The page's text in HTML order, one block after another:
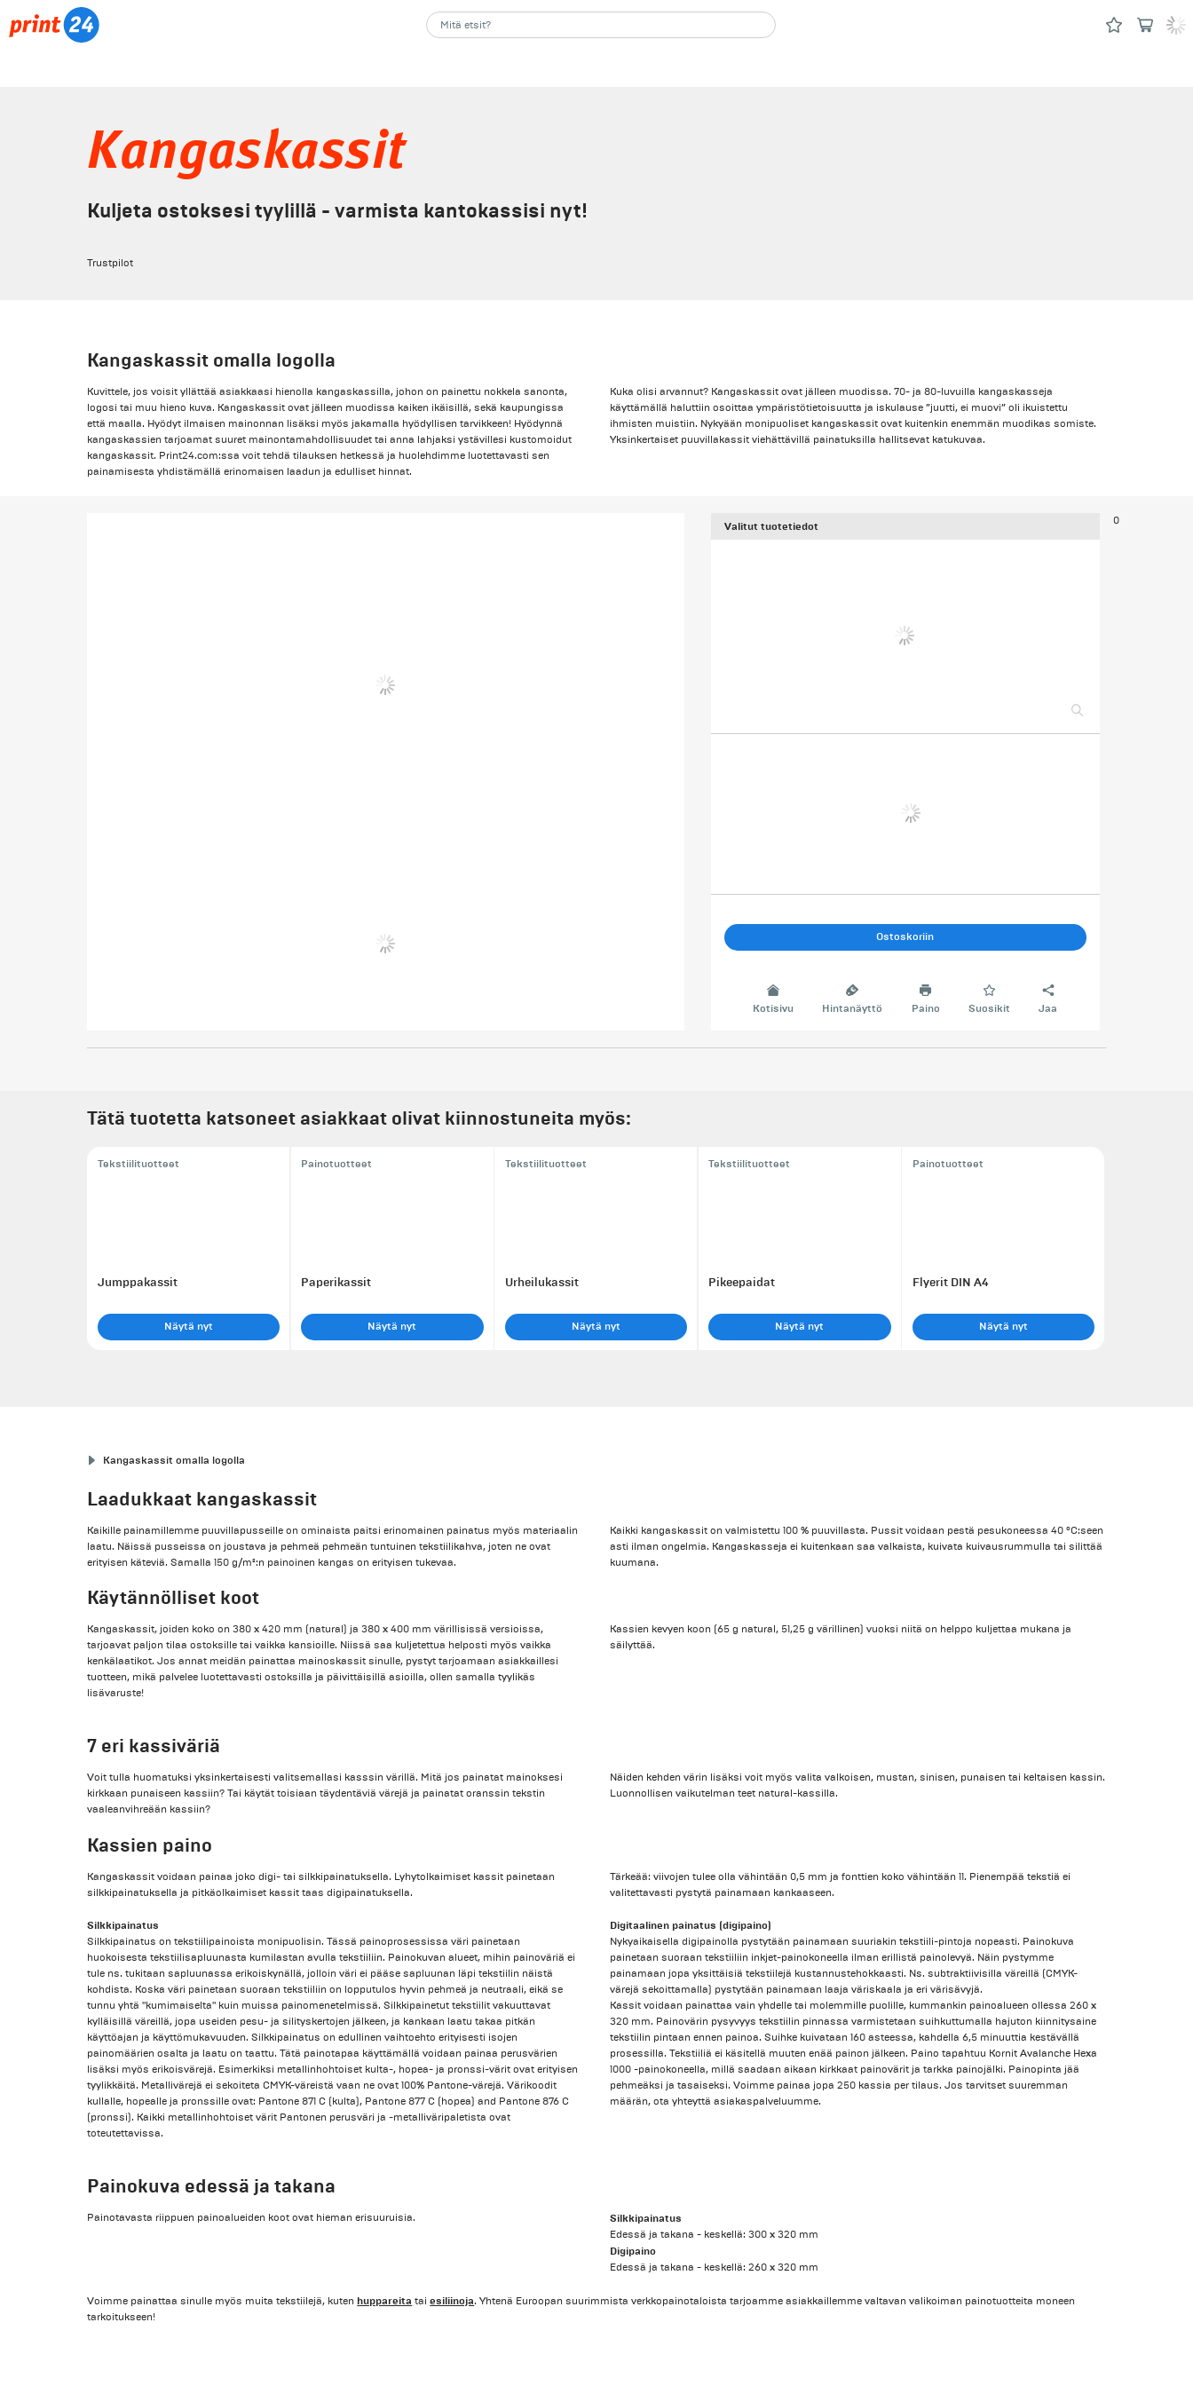
Kangaskassit
Kuljeta ostoksesi tyylillä - varmista kantokassisi nyt!
Trustpilot
Kangaskassit omalla logolla
Kuvittele, jos voisit yllättää asiakkaasi hienolla kangaskassilla, johon on painettu nokkela sanonta,
logosi tai muu hieno kuva. Kangaskassit ovat jälleen muodissa kaiken ikäisillä, sekä kaupungissa
että maalla. Hyödyt ilmaisen mainonnan lisäksi myös jakamalla hyödyllisen tarvikkeen! Hyödynnä
kangaskassien tarjoamat suuret mainontamahdollisuudet tai anna lahjaksi ystävillesi kustomoidut
kangaskassit. Print24.com:ssa voit tehdä tilauksen hetkessä ja huolehdimme luotettavasti sen
painamisesta yhdistämällä erinomaisen laadun ja edulliset hinnat.
Kuka olisi arvannut? Kangaskassit ovat jälleen muodissa. 70- ja 80-luvuilla kangaskasseja
käyttämällä haluttiin osoittaa ympäristötietoisuutta ja iskulause ”juutti, ei muovi” oli ikuistettu
ihmisten muistiin. Nykyään monipuoliset kangaskassit ovat kuitenkin enemmän muodikas somiste.
Yksinkertaiset puuvillakassit viehättävillä painatuksilla hallitsevat katukuvaa.
Valitut tuotetiedot
Ostoskoriin
Kotisivu Hintanäyttö Paino Suosikit Jaa
0
Tätä tuotetta katsoneet asiakkaat olivat kiinnostuneita myös:
Tekstiilituotteet
Jumppakassit
Näytä nyt
Painotuotteet
Paperikassit
Näytä nyt
Tekstiilituotteet
Urheilukassit
Näytä nyt
Tekstiilituotteet
Pikeepaidat
Näytä nyt
Painotuotteet
Flyerit DIN A4
Näytä nyt
Kangaskassit omalla logolla
Laadukkaat kangaskassit
Kaikille painamillemme puuvillapusseille on ominaista paitsi erinomainen painatus myös materiaalin
laatu. Näissä pusseissa on joustava ja pehmeä pehmeän tuntuinen tekstiilikahva, joten ne ovat
erityisen käteviä. Samalla 150 g/m²:n painoinen kangas on erityisen tukevaa.
Kaikki kangaskassit on valmistettu 100 % puuvillasta. Pussit voidaan pestä pesukoneessa 40 °C:seen
asti ilman ongelmia. Kangaskasseja ei kuitenkaan saa valkaista, kuivata kuivausrummulla tai silittää
kuumana.
Käytännölliset koot
Kangaskassit, joiden koko on 380 x 420 mm (natural) ja 380 x 400 mm värillisissä versioissa,
tarjoavat paljon tilaa ostoksille tai vaikka kansioille. Niissä saa kuljetettua helposti myös vaikka
kenkälaatikot. Jos annat meidän painattaa mainoskassit sinulle, pystyt tarjoamaan asiakkaillesi
tuotteen, mikä palvelee luotettavasti ostoksilla ja päivittäisillä asioilla, ollen samalla tyylikäs
lisävaruste!
Kassien kevyen koon (65 g natural, 51,25 g värillinen) vuoksi niitä on helppo kuljettaa mukana ja
säilyttää.
7 eri kassiväriä
Voit tulla huomatuksi yksinkertaisesti valitsemallasi kasssin värillä. Mitä jos painatat mainoksesi
kirkkaan punaiseen kassiin? Tai käytät toisiaan täydentäviä värejä ja painatat oranssin tekstin
vaaleanvihreään kassiin?
Näiden kehden värin lisäksi voit myös valita valkoisen, mustan, sinisen, punaisen tai keltaisen kassin.
Luonnollisen vaikutelman teet natural-kassilla.
Kassien paino
Kangaskassit voidaan painaa joko digi- tai silkkipainatuksella. Lyhytolkaimiset kassit painetaan
silkkipainatuksella ja pitkäolkaimiset kassit taas digipainatuksella.
Silkkipainatus
Silkkipainatus on tekstiilipainoista monipuolisin. Tässä painoprosessissa väri painetaan
huokoisesta tekstiilisapluunasta kumilastan avulla tekstiiliin. Painokuvan alueet, mihin painoväriä ei
tule ns. tukitaan sapluunassa erikoiskynällä, jolloin väri ei pääse sapluunan läpi tekstiilin näistä
kohdista. Koska väri painetaan suoraan tekstiiliin on lopputulos hyvin pehmeä ja neutraali, eikä se
tunnu yhtä "kumimaiselta" kuin muissa painomenetelmissä. Silkkipainetut tekstiilit vakuuttavat
kylläisillä väreillä, jopa useiden pesu- ja silityskertojen jälkeen, ja kankaan laatu takaa pitkän
käyttöajan ja käyttömukavuuden. Silkkipainatus on edullinen vaihtoehto erityisesti isojen
painomäärien osalta ja laatu on taattu. Tätä painotapaa käyttämällä voidaan painaa perusvärien
lisäksi myös erikoisvärejä. Esimerkiksi metallinhohtoiset kulta-, hopea- ja pronssi-värit ovat erityisen
tyylikkäitä. Metallivärejä ei sekoiteta CMYK-väreistä vaan ne ovat 100% Pantone-värejä. Värikoodit
kullalle, hopealle ja pronssille ovat: Pantone 871 C (kulta), Pantone 877 C (hopea) and Pantone 876 C
(pronssi). Kaikki metallinhohtoiset värit Pantonen perusväri ja -metalliväripaletista ovat
toteutettavissa.
Tärkeää: viivojen tulee olla vähintään 0,5 mm ja fonttien koko vähintään 11. Pienempää tekstiä ei
valitettavasti pystytä painamaan kankaaseen.
Digitaalinen painatus (digipaino)
Nykyaikaisella digipainolla pystytään painamaan suuriakin tekstiili-pintoja nopeasti. Painokuva
painetaan suoraan tekstiiliin inkjet-painokoneella ilman erillistä painolevyä. Näin pystymme
painamaan jopa yksittäisiä tekstiilejä kustannustehokkaasti. Ns. subtraktiivisilla väreillä (CMYK-
värejä sekoittamalla) pystytään painamaan laaja väriskaala ja eri värisävyjä.
Kassit voidaan painattaa vain yhdelle tai molemmille puolille, kummankin painoalueen ollessa 260 x
320 mm. Painovärin pysyvyys tekstiilin pinnassa varmistetaan suihkuttumalla hajuton kiinnitysaine
tekstiilin pintaan ennen painoa. Suihke kuivataan 160 asteessa, kahdella 6,5 minuuttia kestävällä
prosessilla. Tekstiiliä ei käsitellä muuten enää painon jälkeen. Paino tapahtuu Kornit Avalanche Hexa
1000 -painokoneella, millä saadaan aikaan kirkkaat painovärit ja tarkka painojälki. Painopinta jää
pehmeäksi ja tasaiseksi. Voimme painaa jopa 250 kassia per tilaus. Jos tarvitset suuremman
määrän, ota yhteyttä asiakaspalveluumme.
Painokuva edessä ja takana
Painotavasta riippuen painoalueiden koot ovat hieman erisuuruisia. Silkkipainatus
Edessä ja takana - keskellä: 300 x 320 mm
Digipaino
Edessä ja takana - keskellä: 260 x 320 mm
Voimme painattaa sinulle myös muita tekstiilejä, kuten huppareita taiesiliinoja. Yhtenä Euroopan suurimmista verkkopainotaloista tarjoamme asiakkaillemme valtavan valikoiman painotuotteita moneen
tarkoitukseen!